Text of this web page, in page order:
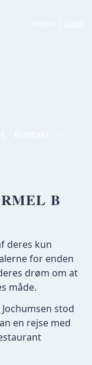
B
deres kun
for enden
drøm om at
måde.
stod
en rejse med